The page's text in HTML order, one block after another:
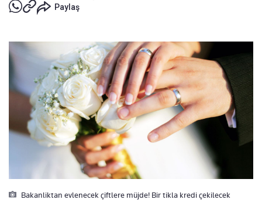
Paylaş
Bakanliktan evlenecek çiftlere müjde! Bir tikla kredi çekilecek